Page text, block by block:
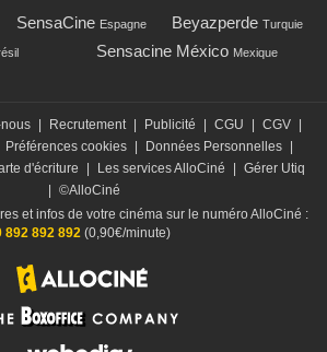
SensaCine Espagne Beyazperde Turquie
Sensacine México Mexique
| Recrutement | Publicité | CGU | CGV |
Préférences cookies | Données Personnelles |
d'écriture | Les services AlloCiné | Gérer Utiq
| ©AlloCiné
et infos de votre cinéma sur le numéro AlloCiné :
892 892 892 (0,90€/minute)